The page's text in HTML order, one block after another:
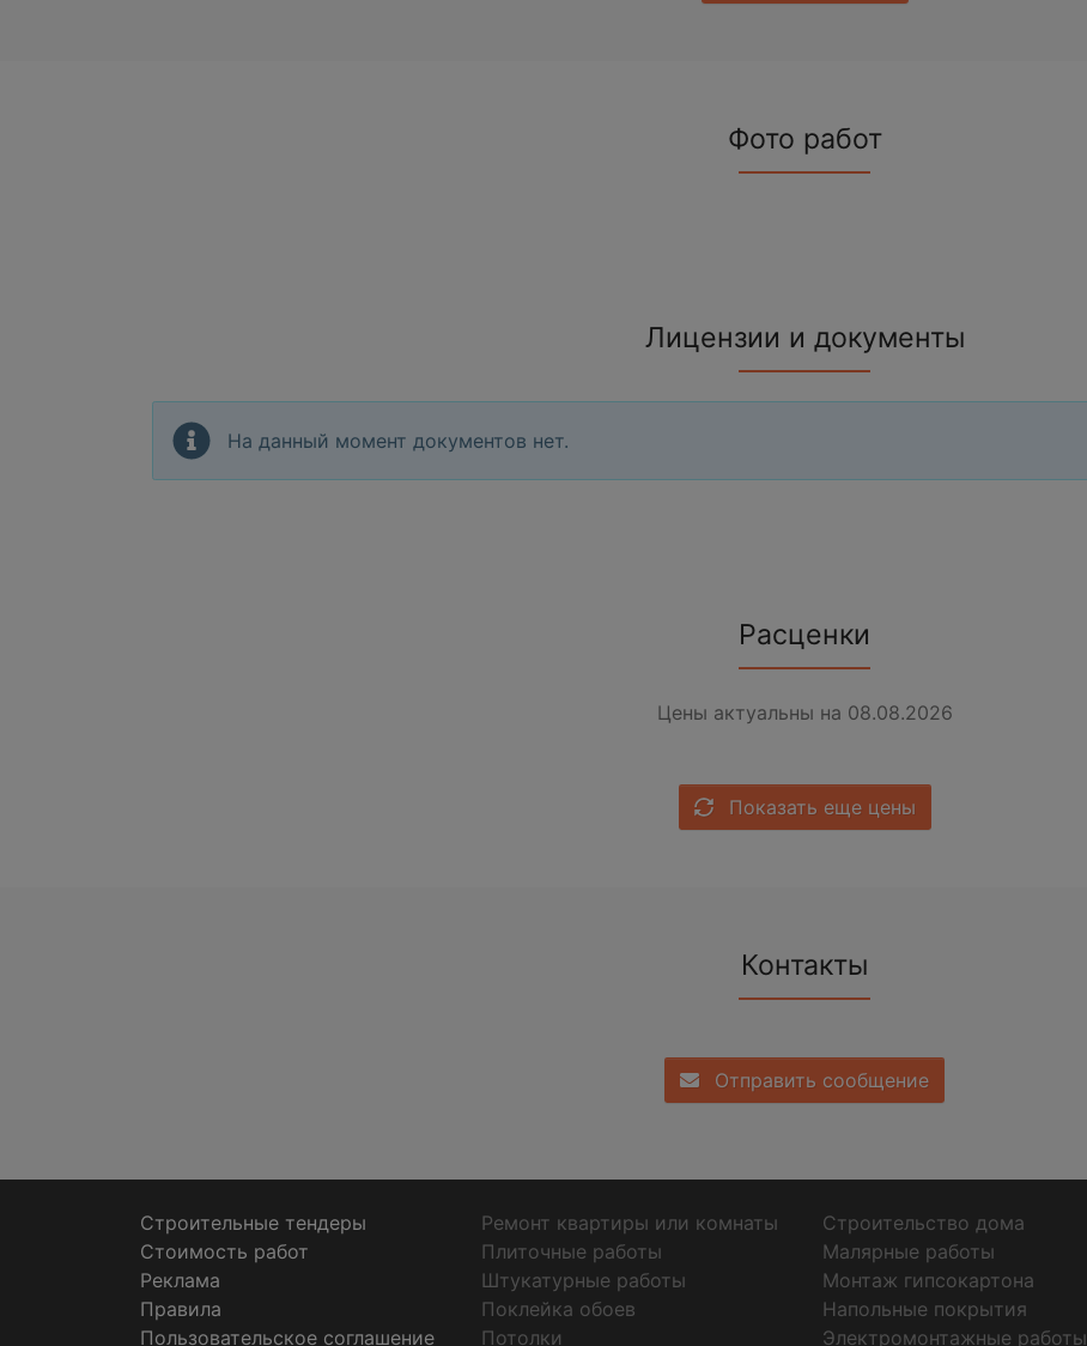
Фото работ
Лицензии и документы
На данный момент документов нет.
Расценки
Цены актуальны на 08.08.2026
Показать еще цены
Контакты
Отправить сообщение
Строительные тендеры
Стоимость работ
Реклама
Правила
Пользовательское соглашение
Ремонт квартиры или комнаты
Строительство дома
Плиточные работы
Малярные работы
Штукатурные работы
Монтаж гипсокартона
Поклейка обоев
Напольные покрытия
Потолки
Электромонтажные работы